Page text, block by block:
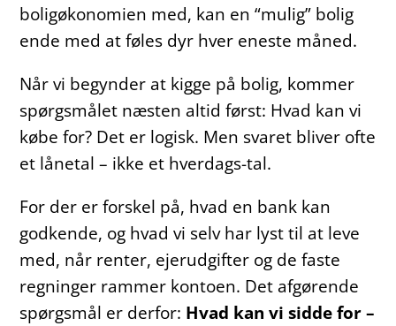
boligøkonomien med, kan en “mulig” bolig
ende med at føles dyr hver eneste måned.
Når vi begynder at kigge på bolig, kommer
spørgsmålet næsten altid først: Hvad kan vi
købe for? Det er logisk. Men svaret bliver ofte
et lånetal – ikke et hverdags-tal.
For der er forskel på, hvad en bank kan
godkende, og hvad vi selv har lyst til at leve
med, når renter, ejerudgifter og de faste
regninger rammer kontoen. Det afgørende
spørgsmål er derfor: Hvad kan vi sidde for –